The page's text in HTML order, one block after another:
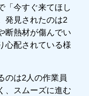
「今すぐ来てほし
発見されたのは2
断熱材が傷んでい
心配されている様
のは2人の作業員
、スムーズに進む